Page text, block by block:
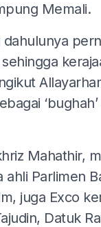
Memali.
Mahathir,
ahli Parlimen
juga Exco
Datuk